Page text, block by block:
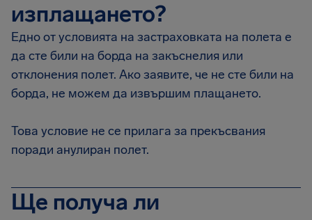
изплащането?
Едно от условията на застраховката на полета е
да сте били на борда на закъснелия или
отклонения полет. Ако заявите, че не сте били на
борда, не можем да извършим плащането.
Това условие не се прилага за прекъсвания
поради анулиран полет.
Ще получа ли